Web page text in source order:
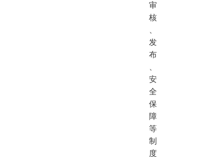
审
核
发
布
安
全
保
障
等
制
度